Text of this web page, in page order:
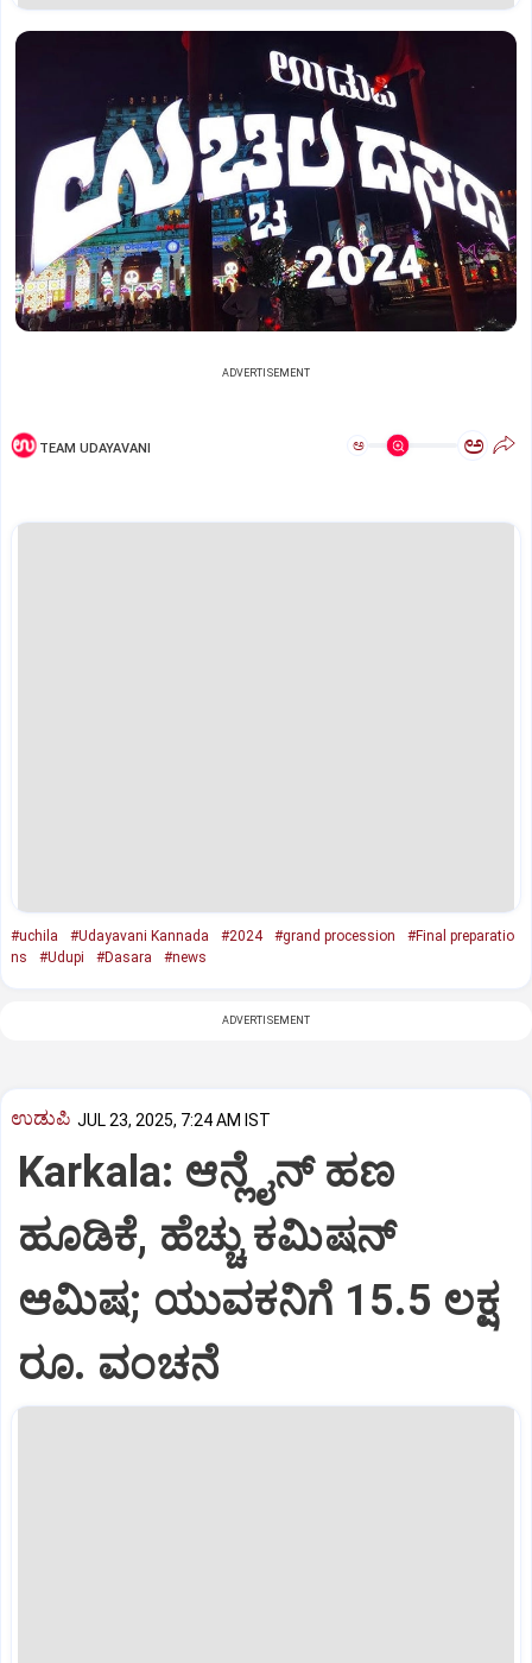
ADVERTISEMENT
TEAM UDAYAVANI ಅ ಅ
#uchila #Udayavani Kannada #2024 #grand procession
#Final preparatio
ns
#Udupi #Dasara #news
ADVERTISEMENT
ಉಡುಪಿ JUL 23, 2025, 7:24 AM IST
Karkala: ಆನ್ಲೈನ್‌ ಹಣ
ಹೂಡಿಕೆ, ಹೆಚ್ಚು ಕಮಿಷನ್‌
ಆಮಿಷ; ಯುವಕನಿಗೆ 15.5 ಲಕ್ಷ
ರೂ. ವಂಚನೆ